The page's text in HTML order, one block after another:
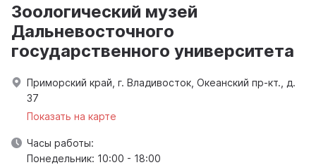
Зоологический музей
Дальневосточного
государственного университета
Приморский край, г. Владивосток, Океанский пр-кт., д.
37
Показать на карте
Часы работы:
Понедельник: 10:00 - 18:00